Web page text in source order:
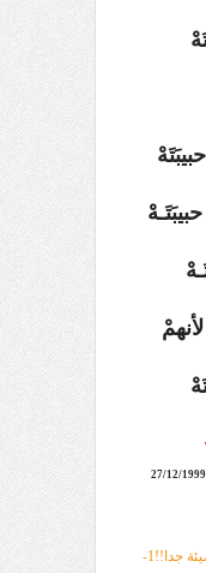
قصائد سيئة جدا!!1-